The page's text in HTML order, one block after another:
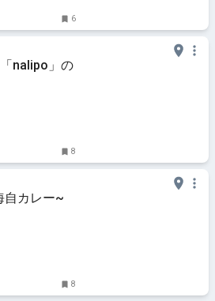
6
nalipo」の
8
自カレー~
8